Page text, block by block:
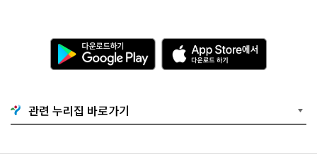
다
운
로
기
G
o
g
A
p
p
e
서
관련 누리집 바로가기